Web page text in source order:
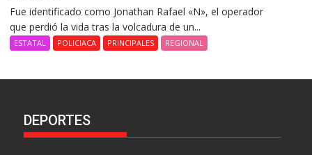
Fue identificado como Jonathan Rafael «N», el operador
que perdió la vida tras la volcadura de un...
ESTATAL POLICIACA PRINCIPALES REGIONAL
DEPORTES